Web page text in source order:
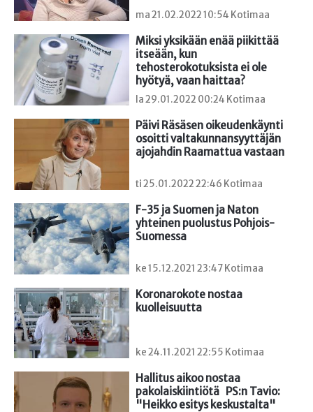
ma 21.02.2022 10:54 Kotimaa
Miksi yksikään enää piikittää
itseään, kun
tehosterokotuksista ei ole
hyötyä, vaan haittaa?
la 29.01.2022 00:24 Kotimaa
Päivi Räsäsen oikeudenkäynti
osoitti valtakunnansyyttäjän
ajojahdin Raamattua vastaan
ti 25.01.2022 22:46 Kotimaa
F-35 ja Suomen ja Naton
yhteinen puolustus Pohjois-
Suomessa
ke 15.12.2021 23:47 Kotimaa
Koronarokote nostaa
kuolleisuutta
ke 24.11.2021 22:55 Kotimaa
Hallitus aikoo nostaa
pakolaiskiintiötä   PS:n Tavio:
"Heikko esitys keskustalta"